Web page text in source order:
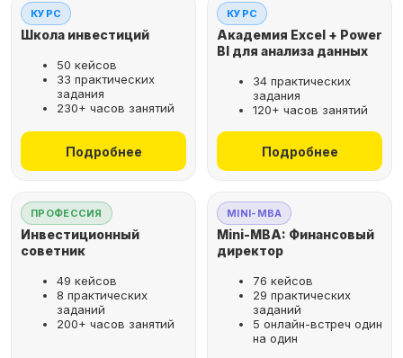
КУРС
Школа инвестиций
50 кейсов
33 практических
задания
230+ часов занятий
Подробнее
КУРС
Академия Excel + Power
BI для анализа данных
34 практических
задания
120+ часов занятий
Подробнее
ПРОФЕССИЯ
Инвестиционный
советник
49 кейсов
8 практических
заданий
200+ часов занятий
MINI-MBA
Mini-MBA: Финансовый
директор
76 кейсов
29 практических
заданий
5 онлайн-встреч один
на один